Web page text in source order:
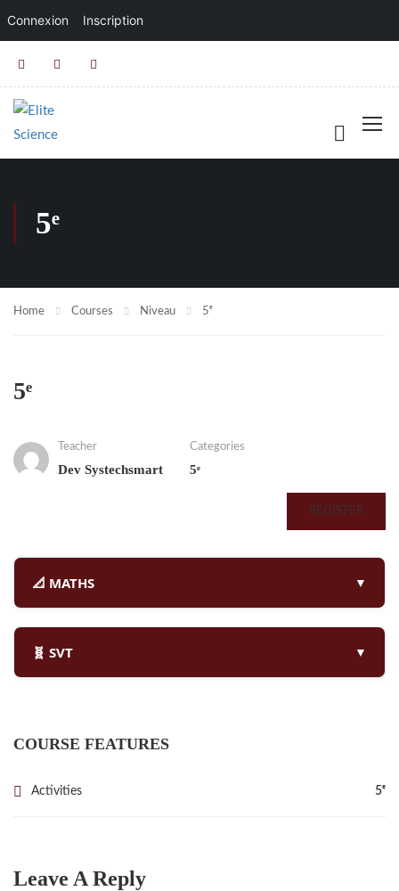
Connexion Inscription
5ᵉ
Home Courses Niveau 5ᵉ
5ᵉ
Teacher
Dev Systechsmart
Categories
5ᵉ
REGISTER
📐 MATHS
🧬 SVT
COURSE FEATURES
Activities 5ᵉ
Leave A Reply